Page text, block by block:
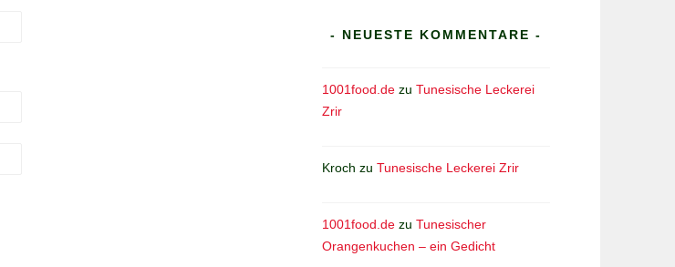
- NEUESTE KOMMENTARE -
1001food.de zu Tunesische Leckerei
Zrir
Kroch zu Tunesische Leckerei Zrir
1001food.de zu Tunesischer
Orangenkuchen – ein Gedicht